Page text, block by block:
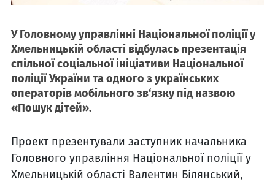
У Головному управлінні Національної поліції у
Хмельницькій області відбулась презентація
спільної соціальної ініціативи Національної
поліції України та одного з українських
операторів мобільного зв‘язку під назвою
«Пошук дітей».
Проект презентували заступник начальника
Головного управління Національної поліції у
Хмельницькій області Валентин Білянський,